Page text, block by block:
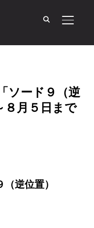
サイド
ソード９（逆
８月５日まで
逆位置）